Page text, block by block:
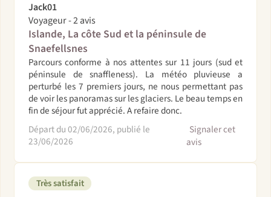
Jack01
Voyageur - 2 avis
Islande, La côte Sud et la péninsule de
Snaefellsnes
Parcours conforme à nos attentes sur 11 jours (sud et
péninsule de snaffleness). La météo pluvieuse a
perturbé les 7 premiers jours, ne nous permettant pas
de voir les panoramas sur les glaciers. Le beau temps en
fin de séjour fut apprécié. A refaire donc.
Départ du 02/06/2026, publié le
23/06/2026
Signaler cet
avis
Très satisfait